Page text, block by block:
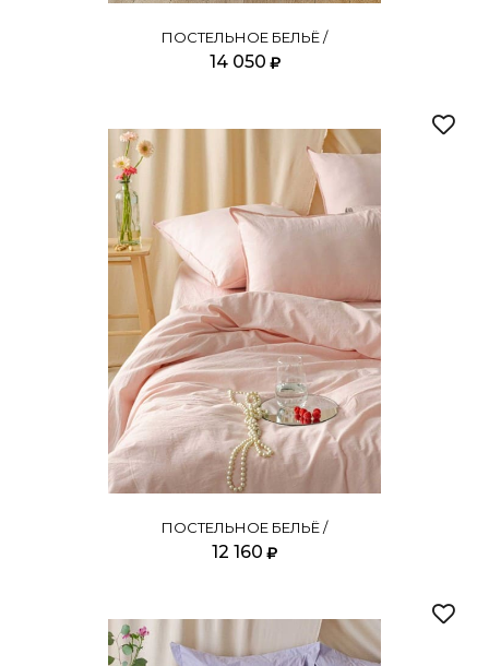
14 050
ПОСТЕЛЬНОЕ БЕЛЬЁ /
12 160
ПОСТЕЛЬНОЕ БЕЛЬЁ /